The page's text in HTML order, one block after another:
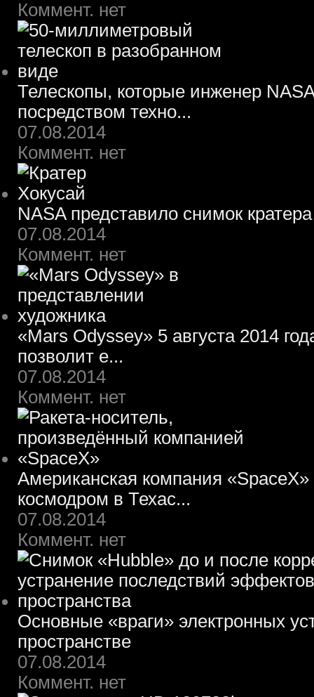
Коммент. нет
Телескопы, которые инженер
посредством техно...
07.08.2014
Коммент. нет
NASA представило снимок
07.08.2014
Коммент. нет
«Mars Odyssey» 5 августа 2014
позволит е...
07.08.2014
Коммент. нет
Американская компания
космодром в Техас...
07.08.2014
Коммент. нет
Основные «враги» электронных
пространстве
07.08.2014
Коммент. нет